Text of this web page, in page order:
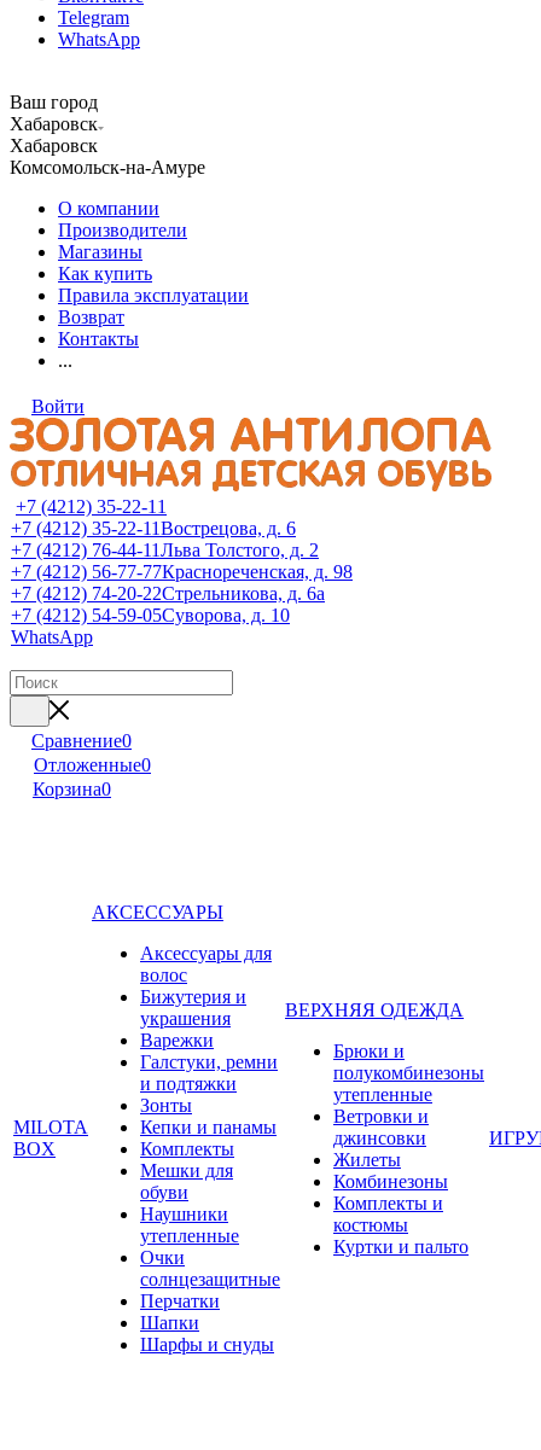
Telegram
WhatsApp
Ваш город
Хабаровск
Хабаровск
Комсомольск-на-Амуре
О компании
Производители
Магазины
Как купить
Правила эксплуатации
Возврат
Контакты
...
Войти
+7 (4212) 35-22-11
+7 (4212) 35-22-11Вострецова, д. 6
+7 (4212) 76-44-11Льва Толстого, д. 2
+7 (4212) 56-77-77Краснореченская, д. 98
+7 (4212) 74-20-22Стрельникова, д. 6а
+7 (4212) 54-59-05Суворова, д. 10
WhatsApp
Сравнение0
Отложенные0
Корзина0
MILOTA
BOX
АКСЕССУАРЫ
Аксессуары для
волос
Бижутерия и
украшения
Варежки
Галстуки, ремни
и подтяжки
Зонты
Кепки и панамы
Комплекты
Мешки для
обуви
Наушники
утепленные
Очки
солнцезащитные
Перчатки
Шапки
Шарфы и снуды
ВЕРХНЯЯ ОДЕЖДА
Брюки и
полукомбинезоны
утепленные
Ветровки и
джинсовки
Жилеты
Комбинезоны
Комплекты и
костюмы
Куртки и пальто